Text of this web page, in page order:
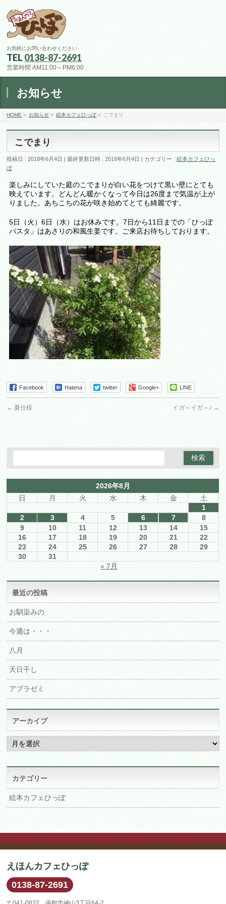
お気軽にお問い合わせください
TEL 0138-87-2691
営業時間 AM11:00～PM6:00
お知らせ
HOME » お知らせ » 絵本カフェひっぽ» こでまり
こでまり
投稿日 : 2018年6月4日 最終更新日時 : 2018年6月4日 カテゴリー :絵本カフェひっ
ぽ
楽しみにしていた庭のこでまりが白い花をつけて黒い壁にとても
映えています。どんどん暖かくなって今日は26度まで気温が上が
りました。あちこちの花が咲き始めてとても綺麗です。
5日（火）6日（水）はお休みです。7日から11日までの「ひっぽ
パスタ」はあさりの和風生姜です。ご来店お待ちしております。
Facebook Hatena twitter Google+ LINE
← 夏仕様 イガ～イガ～♪ →
2026年8月
日
月 火 水 木 金
土
1
2
3 4 5 6 7
8
9
10 11 12 13 14
15
16
17 18 19 20 21
22
23
24 25 26 27 28
29
30
31
« 7月
最近の投稿
お馴染みの
今週は・・・
八月
天日干し
アブラゼミ
アーカイブ
ア
ー
カ
カテゴリー
絵本カフェひっぽ
えほんカフェひっぽ
0138-87-2691